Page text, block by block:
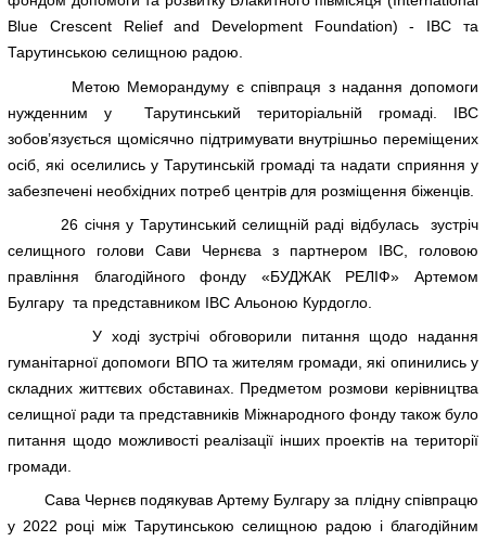
Blue Crescent Relief and Development Foundation) - IBC та
Тарутинською селищною радою.
Метою Меморандуму є співпраця з надання допомоги
нужденним у Тарутинський територіальній громаді. IBC
зобов’язується щомісячно підтримувати внутрішньо переміщених
осіб, які оселились у Тарутинській громаді та надати сприяння у
забезпечені необхідних потреб центрів для розміщення біженців.
26 січня у Тарутинський селищній раді відбулась зустріч
селищного голови Сави Чернєва з партнером IBC, головою
правління благодійного фонду «БУДЖАК РЕЛІФ» Артемом
Булгару та представником IBC Альоною Курдогло.
У ході зустрічі обговорили питання щодо надання
гуманітарної допомоги ВПО та жителям громади, які опинились у
складних життєвих обставинах. Предметом розмови керівництва
селищної ради та представників Міжнародного фонду також було
питання щодо можливості реалізації інших проектів на території
громади.
Сава Чернєв подякував Артему Булгару за плідну співпрацю
у 2022 році між Тарутинською селищною радою і благодійним